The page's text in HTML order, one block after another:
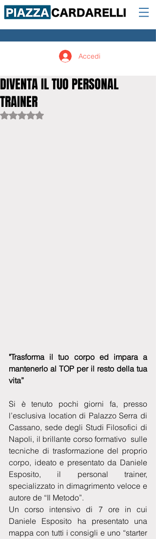
Accedi
DIVENTA IL TUO PERSONAL
TRAINER
Valutazione NaN stelle su 5.
"Trasforma il tuo corpo ed impara a
mantenerlo al TOP per il resto della tua
vita”
Si è tenuto pochi giorni fa, presso
l’esclusiva location di Palazzo Serra di
Cassano, sede degli Studi Filosofici di
Napoli, il brillante corso formativo  sulle
tecniche di trasformazione del proprio
corpo, ideato e presentato da Daniele
Esposito, il personal trainer,
specializzato in dimagrimento veloce e
autore de “Il Metodo”.
Un corso intensivo di 7 ore in cui
Daniele Esposito ha presentato una
mappa con tutti i consigli e uno “starter